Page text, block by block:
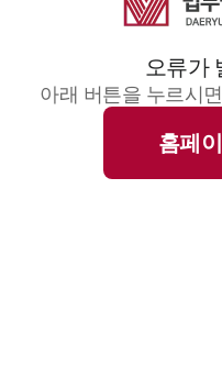
오류가
아래 버튼을 누르시
홈페